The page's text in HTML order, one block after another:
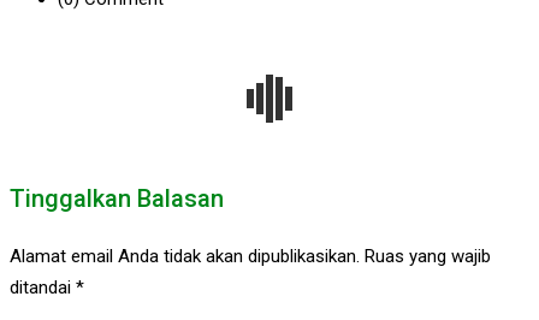
Tinggalkan Balasan
Alamat email Anda tidak akan dipublikasikan. Ruas yang wajib
ditandai *